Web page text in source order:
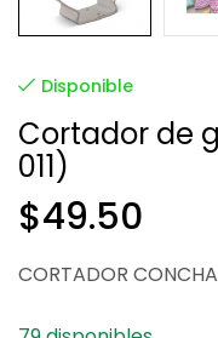
Disponible
Cortador de
011)
$49.50
CORTADOR CONCHA